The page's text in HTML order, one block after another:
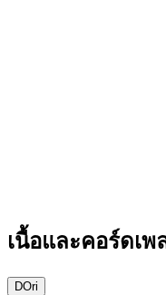
เนื้อและคอร์ดเพ
DOri